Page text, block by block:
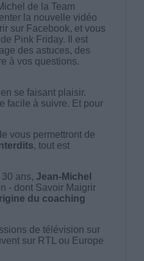
de la Team
la nouvelle vidéo
sur Facebook, et vous
Pink Friday. Il est
des astuces, des
à vos questions.
se faisant plaisir.
facile à suivre. Et pour
vous permettront de
, tout est
ans, Jean-Michel
- dont Savoir Maigrir
du coaching
de télévision sur
sur RTL ou Europe